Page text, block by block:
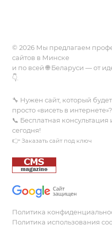
© 2026 Мы предлагаем
сайтов в Минске
и по всей 🌐 Беларуси — от
👇.
🔧 Нужен сайт, который
просто «висеть в интернете»?
📞 Бесплатная
сегодня!
👉 Заказать сайт под ключ
Политика
Политика использования